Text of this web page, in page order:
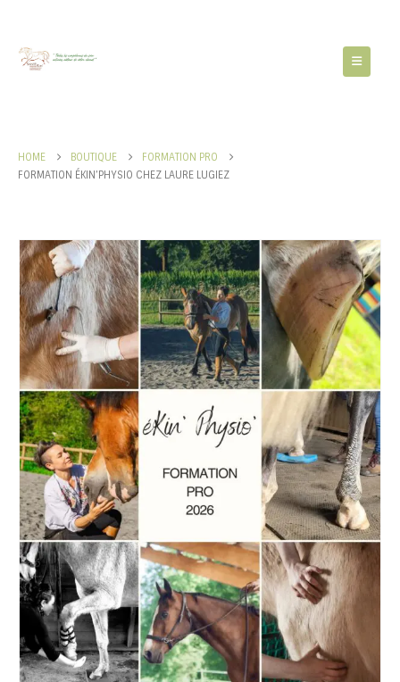
HOME BOUTIQUE
FORMATION PRO
FORMATION ÉKIN’PHYSIO CHEZ LAURE LUGIEZ